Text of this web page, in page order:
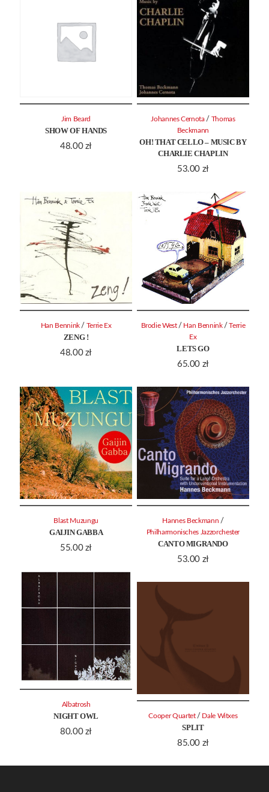
SHOW OF HANDS
48.00 zł
Jim Beard
OH! THAT CELLO – MUSIC BY
CHARLIE CHAPLIN
53.00 zł
Johannes Cernota / Thomas
Beckmann
ZENG !
48.00 zł
Han Bennink / Terrie Ex
LETS GO
65.00 zł
Brodie West / Han Bennink /Terrie
Ex
GAIJIN GABBA
55.00 zł
Blast Muzungu
CANTO MIGRANDO
53.00 zł
Hannes Beckmann /
Philharmonisches Jazzorchester
NIGHT OWL
80.00 zł
Albatrosh
SPLIT
85.00 zł
Cooper Quartet / Dale Witxes